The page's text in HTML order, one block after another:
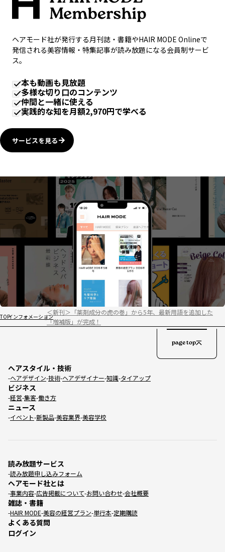
ヘアモード社が発行する月刊誌・書籍やHAIR MODE Onlineで
発信される美容情報・特集記事が読み放題になる会員制サービ
ス。
本も動画も見放題
多様な切り口のコンテンツ
仲間と一緒に使える
実践的な知を月額2,970円で学べる
サービスを見る
TOPインフォメーション
＜新刊＞「薬剤成分の虎の巻」から5年、最新用語を追加した
「増補版」が完成！
ヘアスタイル・技術
ヘアデザイン 技術 ヘアデザイナー 知識 タイアップ
ビジネス
経営 集客 働き方
ニュース
イベント 新製品 美容業界 美容学校
読み放題サービス
読み放題申し込みフォーム
ヘアモード社とは
事業内容 広告掲載について お問い合わせ 会社概要
雑誌・書籍
HAIR MODE 美容の経営プラン 単行本 定期購読
よくある質問
ログイン
page top